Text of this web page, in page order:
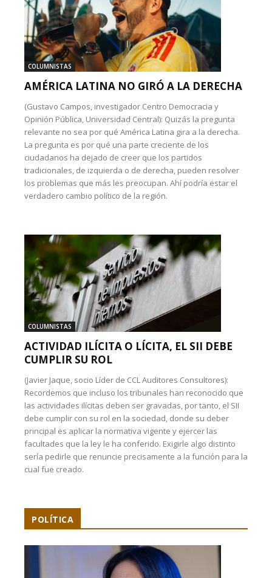
COLUMNISTAS
AMÉRICA LATINA NO GIRÓ A LA DERECHA
(Gustavo Campos, investigador Centro Democracia y
Opinión Pública, Universidad Central): Quizás la pregunta
relevante no sea por qué América Latina gira a la derecha.
La pregunta es por qué una parte creciente de los
ciudadanos ha dejado de creer que los partidos
tradicionales, de izquierda o de derecha, pueden resolver
los problemas que más les preocupan. Ahí podría estar el
verdadero cambio político de la región.
COLUMNISTAS
ACTIVIDAD ILÍCITA O LÍCITA, EL SII DEBE
CUMPLIR SU ROL
(Javier Jaque, socio Líder de CCL Auditores Consultores):
Recordemos que incluso los tribunales han reconocido que
las actividades ilícitas deben ser gravadas, por tanto, el SII
debe cumplir con su rol en la sociedad, donde su deber
principal es aplicar la normativa vigente y ejercer las
facultades que la ley le ha conferido. Exigirle algo distinto
sería pedirle que renuncie precisamente a la función para la
cual fue creado.
POLÍTICA